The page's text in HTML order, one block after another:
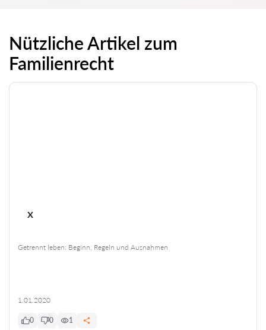
Nützliche Artikel zum
Familienrecht
x
Getrennt leben: Beginn, Regeln und Ausnahmen
1.01.2020
0 0 1